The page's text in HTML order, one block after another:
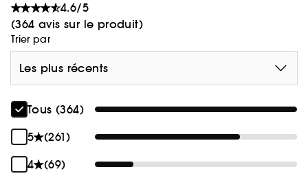
4.6/5
(364 avis sur le produit)
Trier par
Les plus récents
Tous (364)
5
(261)
4
(69)